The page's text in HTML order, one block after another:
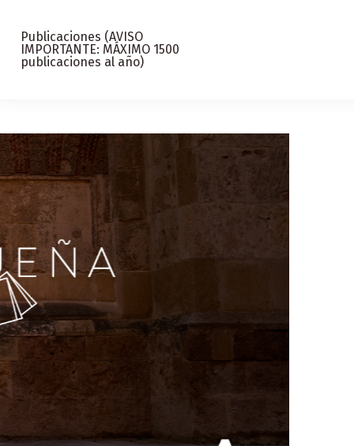
Publicaciones (AVISO
IMPORTANTE: MÁXIMO 1500
publicaciones al año)